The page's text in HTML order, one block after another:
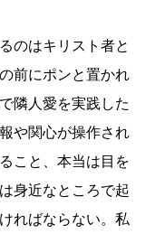
のはキリスト者と
前にポンと置かれ
隣人愛を実践した
や関心が操作され
こと、本当は目を
身近なところで起
ればならない。私